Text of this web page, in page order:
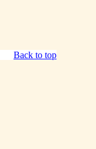
Back to top